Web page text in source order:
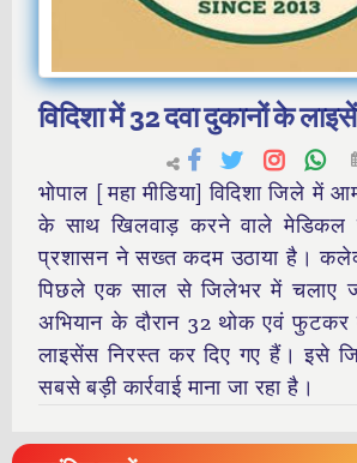
विदिशा में 32 दवा दुकानों के
भोपाल [ महा मीडिया] विदिशा जिले में
के साथ खिलवाड़ करने वाले मेडिकल
प्रशासन ने सख्त कदम उठाया है।
पिछले एक साल से जिलेभर में चलाए
अभियान के दौरान 32 थोक एवं फुटकर
लाइसेंस निरस्त कर दिए गए हैं। इसे
सबसे बड़ी कार्रवाई माना जा रहा है।